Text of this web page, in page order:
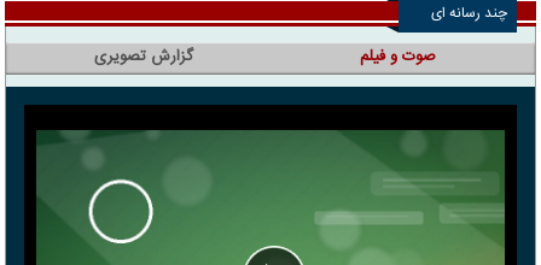
چند رسانه ای
صوت و فیلم گزارش تصویری